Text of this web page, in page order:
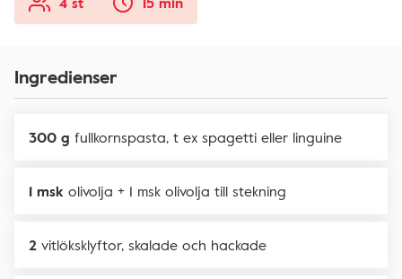
Ingredienser
300 g fullkornspasta, t ex spagetti eller linguine
1 msk olivolja + 1 msk olivolja till stekning
2 vitlöksklyftor, skalade och hackade